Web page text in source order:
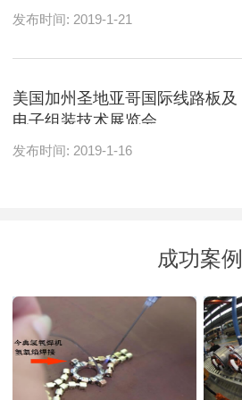
发布时间: 2019-1-21
美国加州圣地亚哥国际线路板及
电子组装技术展览会
发布时间: 2019-1-16
成功案例